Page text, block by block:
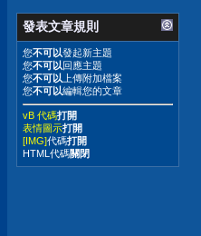
發表文章規則
您不可以發起新主題
您不可以 回應主題
您不可以 上傳附加檔案
您不可以編輯您的文章
vB 代碼打開
表情圖示打開
[IMG]代碼打開
HTML代碼關閉